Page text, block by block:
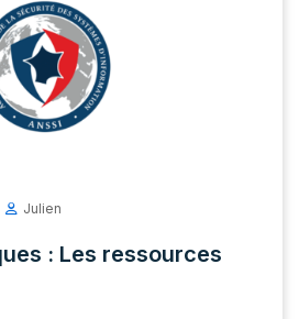
Julien
: Les ressources